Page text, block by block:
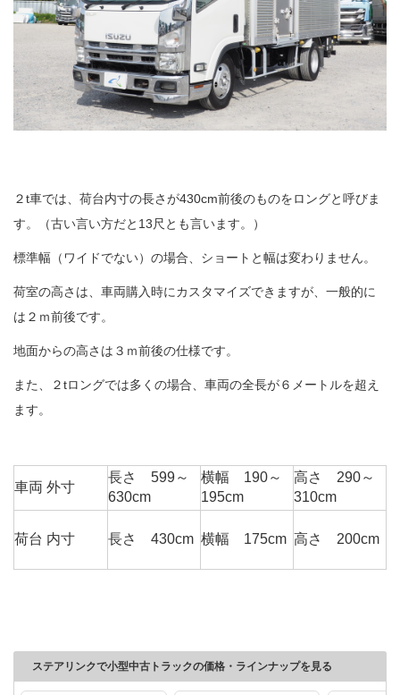
２t車では、荷台内寸の長さが430cm前後のものをロングと呼びま
す。（古い言い方だと13尺とも言います。）
標準幅（ワイドでない）の場合、ショートと幅は変わりません。
荷室の高さは、車両購入時にカスタマイズできますが、一般的に
は２ｍ前後です。
地面からの高さは３ｍ前後の仕様です。
また、２tロングでは多くの場合、車両の全長が６メートルを超え
ます。
車両 外寸
長さ 599～
630cm
横幅 190～
195cm
高さ 290～
310cm
荷台 内寸 長さ 430cm 横幅 175cm 高さ 200cm
ステアリンクで小型中古トラックの価格・ラインナップを見る